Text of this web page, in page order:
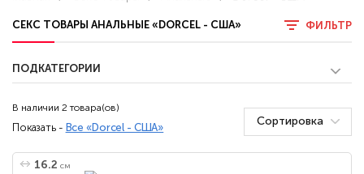
СЕКС ТОВАРЫ АНАЛЬНЫЕ «DORCEL - США» ФИЛЬТР
ПОДКАТЕГОРИИ
В наличии 2 товара(ов)
Показать - Все «Dorcel - США» Сортировка
16.2 см